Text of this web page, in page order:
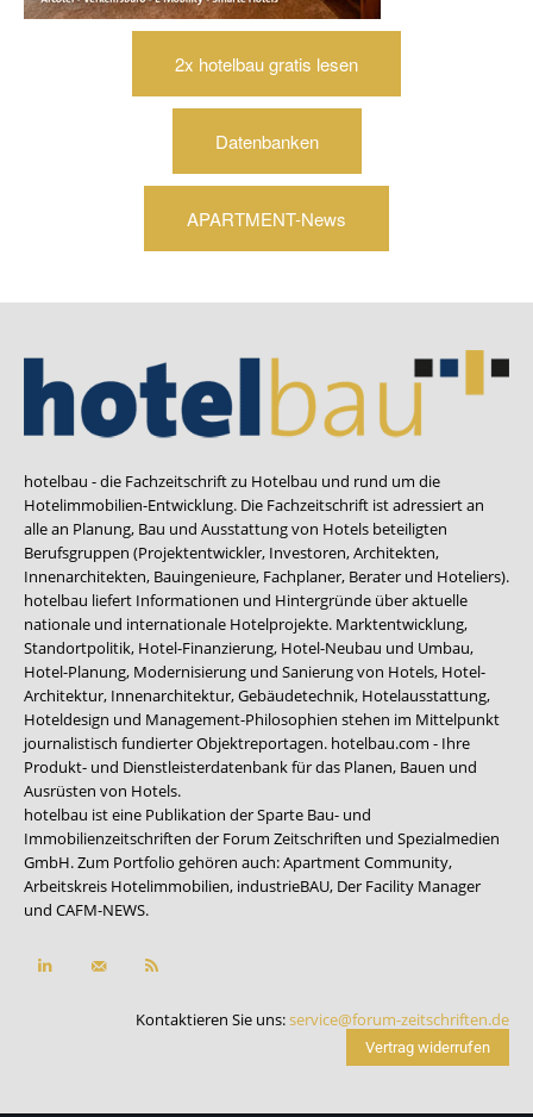
2x hotelbau gratis lesen
Datenbanken
APARTMENT-News
hotelbau - die Fachzeitschrift zu Hotelbau und rund um die
Hotelimmobilien-Entwicklung. Die Fachzeitschrift ist adressiert an
alle an Planung, Bau und Ausstattung von Hotels beteiligten
Berufsgruppen (Projektentwickler, Investoren, Architekten,
Innenarchitekten, Bauingenieure, Fachplaner, Berater und Hoteliers).
hotelbau liefert Informationen und Hintergründe über aktuelle
nationale und internationale Hotelprojekte. Marktentwicklung,
Standortpolitik, Hotel-Finanzierung, Hotel-Neubau und Umbau,
Hotel-Planung, Modernisierung und Sanierung von Hotels, Hotel-
Architektur, Innenarchitektur, Gebäudetechnik, Hotelausstattung,
Hoteldesign und Management-Philosophien stehen im Mittelpunkt
journalistisch fundierter Objektreportagen. hotelbau.com - Ihre
Produkt- und Dienstleisterdatenbank für das Planen, Bauen und
Ausrüsten von Hotels.
hotelbau ist eine Publikation der Sparte Bau- und
Immobilienzeitschriften der Forum Zeitschriften und Spezialmedien
GmbH. Zum Portfolio gehören auch:Apartment Community,
Arbeitskreis Hotelimmobilien, industrieBAU, Der Facility Manager
und CAFM-NEWS.
Kontaktieren Sie uns:service@forum-zeitschriften.de
Vertrag widerrufen